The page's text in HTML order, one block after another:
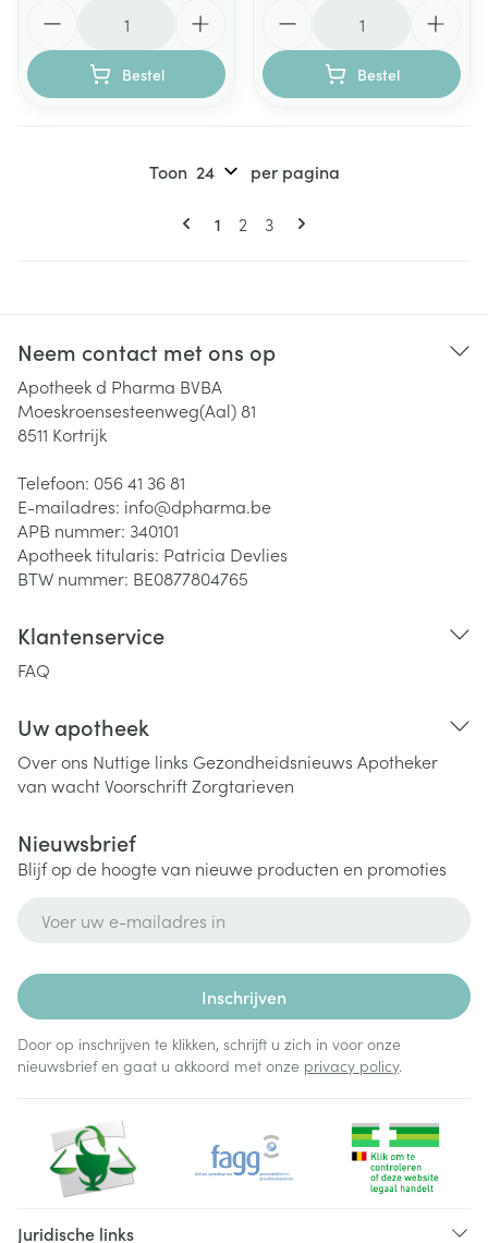
Bestel Bestel
Pagina's
U lees momenteel pagina
1 Pagina
2 Pagina
3
Toon per pagina
Neem contact met ons op
Apotheek d Pharma BVBA
Moeskroensesteenweg(Aal) 81
8511 Kortrijk
Telefoon: 056 41 36 81
E-mailadres: info@dpharma.be
APB nummer: 340101
Apotheek titularis: Patricia Devlies
BTW nummer: BE0877804765
Klantenservice
FAQ
Uw apotheek
Over ons Nuttige links Gezondheidsnieuws Apotheker
van wachtVoorschriftZorgtarieven
Nieuwsbrief
Blijf op de hoogte van nieuwe producten en promoties
Inschrijven
Door op inschrijven te klikken, schrijft u zich in voor onze
nieuwsbrief en gaat u akkoord met onze privacy policy.
Juridische links